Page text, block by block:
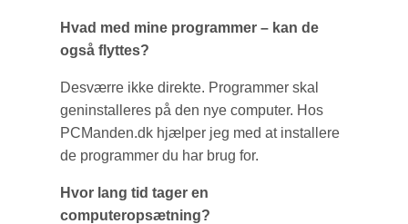
Hvad med mine programmer – kan de
også flyttes?
Desværre ikke direkte. Programmer skal
geninstalleres på den nye computer. Hos
PCManden.dk hjælper jeg med at installere
de programmer du har brug for.
Hvor lang tid tager en
computeropsætning?